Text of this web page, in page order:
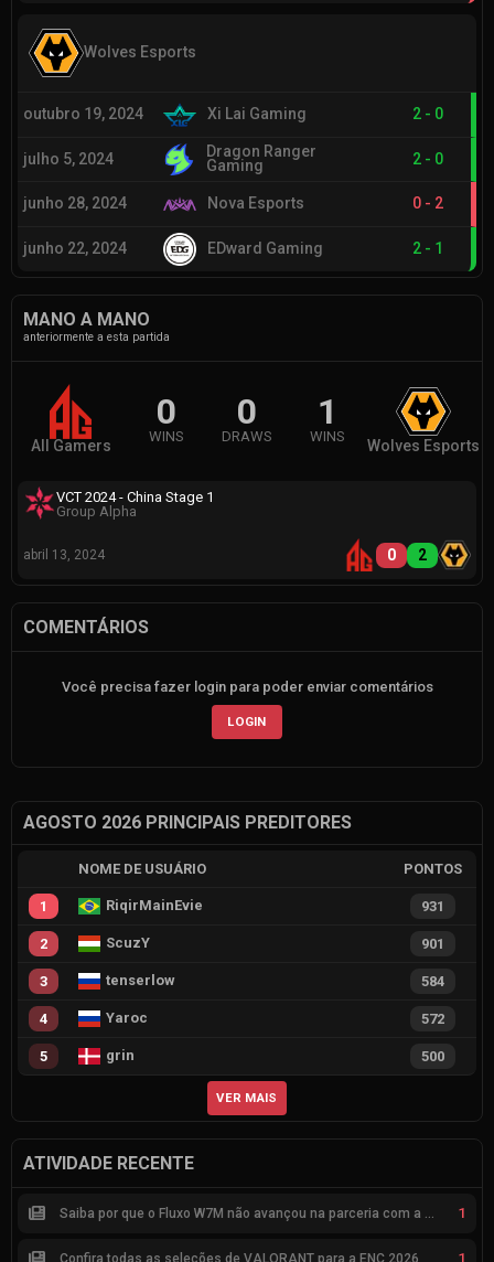
Wolves Esports
outubro 19, 2024 Xi Lai Gaming 2 - 0
julho 5, 2024
Dragon Ranger
Gaming
2 - 0
junho 28, 2024 Nova Esports 0 - 2
junho 22, 2024 EDward Gaming 2 - 1
MANO A MANO
anteriormente a esta partida
All Gamers
0
WINS
0
DRAWS
1
WINS
Wolves Esports
VCT 2024 - China Stage 1
Group Alpha
0 2
abril 13, 2024
COMENTÁRIOS
Você precisa fazer login para poder enviar comentários
LOGIN
AGOSTO 2026 PRINCIPAIS PREDITORES
NOME DE USUÁRIO PONTOS
1 RiqirMainEvie 931
2 ScuzY 901
3 tenserlow 584
4 Yaroc 572
5 grin 500
VER MAIS
ATIVIDADE RECENTE
Saiba por que o Fluxo W7M não avançou na parceria com a Riot 1
Confira todas as seleções de VALORANT para a ENC 2026 1